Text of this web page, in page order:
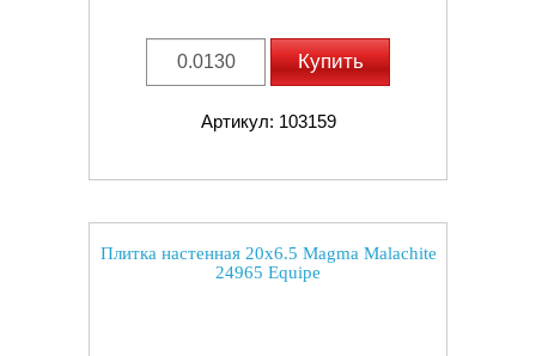
Купить
Артикул: 103159
Плитка настенная 20x6.5 Magma Malachite
24965 Equipe